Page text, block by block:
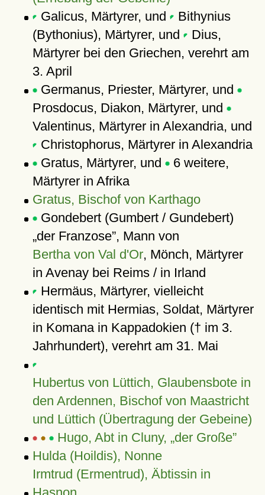
Galicus, Märtyrer, und
Bithynius
(Bythonius), Märtyrer, und
Dius,
Märtyrer bei den Griechen, verehrt am
3. April
Germanus, Priester, Märtyrer, und
Prosdocus, Diakon, Märtyrer, und
Valentinus, Märtyrer in Alexandria, und
Christophorus, Märtyrer in Alexandria
Gratus, Märtyrer, und 6 weitere,
Märtyrer in Afrika
Gratus, Bischof von Karthago
Gondebert (Gumbert / Gundebert)
der Franzose , Mann von
Bertha von Val d'Or, Mönch, Märtyrer
in Avenay bei Reims / in Irland
Hermäus, Märtyrer, vielleicht
identisch mit Hermias, Soldat, Märtyrer
in Komana in Kappadokien († im 3.
Jahrhundert), verehrt am 31. Mai
Hubertus von Lüttich, Glaubensbote in
den Ardennen, Bischof von Maastricht
und Lüttich (Übertragung der Gebeine)
Hugo, Abt in Cluny, der Große
Hulda (Hoildis), Nonne
Irmtrud (Ermentrud), Äbtissin in